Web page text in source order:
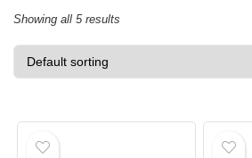
Showing all 5 results